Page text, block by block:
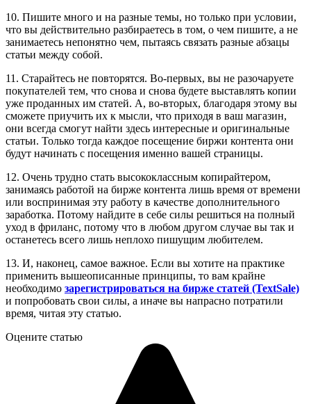
10. Пишите много и на разные темы, но только при условии,
что вы действительно разбираетесь в том, о чем пишите, а не
занимаетесь непонятно чем, пытаясь связать разные абзацы
статьи между собой.
11. Старайтесь не повторятся. Во-первых, вы не разочаруете
покупателей тем, что снова и снова будете выставлять копии
уже проданных им статей. А, во-вторых, благодаря этому вы
сможете приучить их к мысли, что приходя в ваш магазин,
они всегда смогут найти здесь интересные и оригинальные
статьи. Только тогда каждое посещение биржи контента они
будут начинать с посещения именно вашей страницы.
12. Очень трудно стать высококлассным копирайтером,
занимаясь работой на бирже контента лишь время от времени
или воспринимая эту работу в качестве дополнительного
заработка. Потому найдите в себе силы решиться на полный
уход в фриланс, потому что в любом другом случае вы так и
останетесь всего лишь неплохо пишущим любителем.
13. И, наконец, самое важное. Если вы хотите на практике
применить вышеописанные принципы, то вам крайне
необходимо зарегистрироваться на бирже статей (TextSale)
и попробовать свои силы, а иначе вы напрасно потратили
время, читая эту статью.
Оцените статью